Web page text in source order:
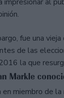
fue una vieja
de las
la que
Markle
miembro de la